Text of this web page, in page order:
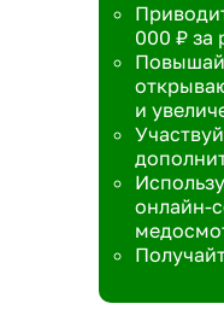
000 ₽ за
и
онлайн-